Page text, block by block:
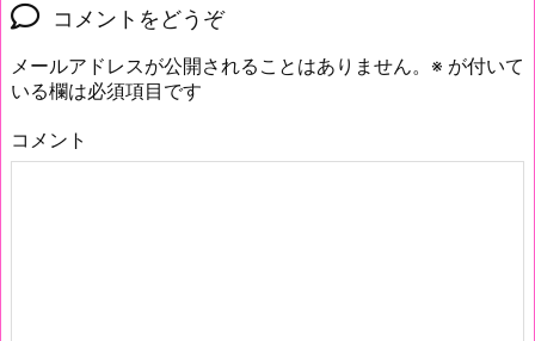
コメントをどうぞ
メールアドレスが公開されることはありません。 ※ が付いて
いる欄は必須項目です
コメント